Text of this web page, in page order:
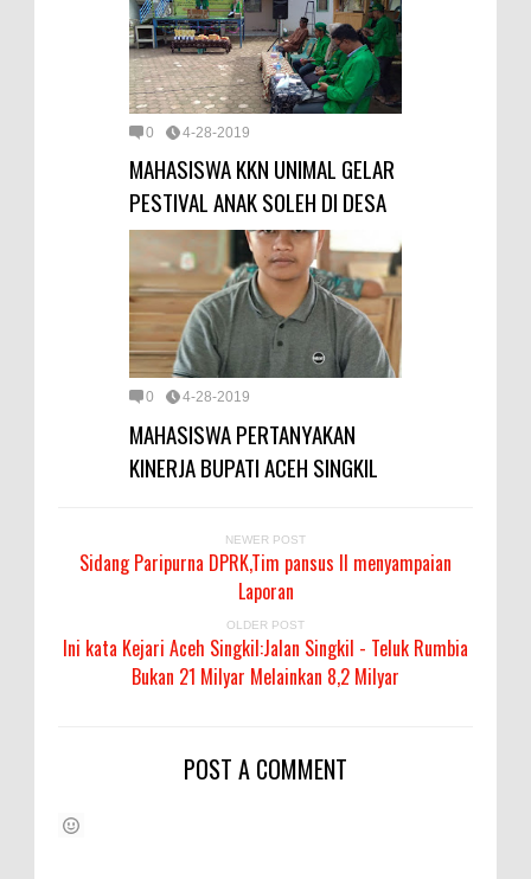
0 4-28-2019
MAHASISWA KKN UNIMAL GELAR
PESTIVAL ANAK SOLEH DI DESA
0 4-28-2019
MAHASISWA PERTANYAKAN
KINERJA BUPATI ACEH SINGKIL
NEWER POST
Sidang Paripurna DPRK,Tim pansus II menyampaian
Laporan
OLDER POST
Ini kata Kejari Aceh Singkil:Jalan Singkil - Teluk Rumbia
Bukan 21 Milyar Melainkan 8,2 Milyar
POST A COMMENT